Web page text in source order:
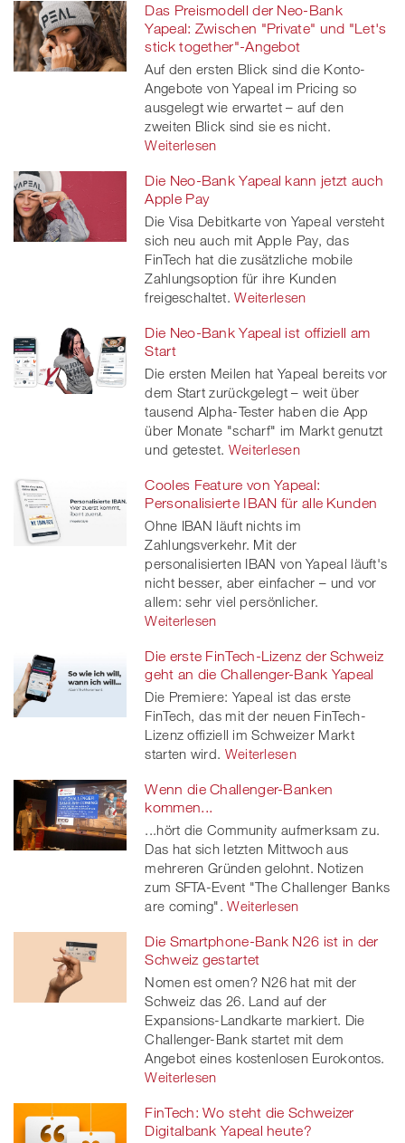
Das Preismodell der Neo-Bank
Yapeal: Zwischen "Private" und "Let's
stick together"-Angebot
Auf den ersten Blick sind die Konto-
Angebote von Yapeal im Pricing so
ausgelegt wie erwartet – auf den
zweiten Blick sind sie es nicht.
Weiterlesen
Die Neo-Bank Yapeal kann jetzt auch
Apple Pay
Die Visa Debitkarte von Yapeal versteht
sich neu auch mit Apple Pay, das
FinTech hat die zusätzliche mobile
Zahlungsoption für ihre Kunden
freigeschaltet. Weiterlesen
Die Neo-Bank Yapeal ist offiziell am
Start
Die ersten Meilen hat Yapeal bereits vor
dem Start zurückgelegt – weit über
tausend Alpha-Tester haben die App
über Monate "scharf" im Markt genutzt
und getestet. Weiterlesen
Cooles Feature von Yapeal:
Personalisierte IBAN für alle Kunden
Ohne IBAN läuft nichts im
Zahlungsverkehr. Mit der
personalisierten IBAN von Yapeal läuft's
nicht besser, aber einfacher – und vor
allem: sehr viel persönlicher.
Weiterlesen
Die erste FinTech-Lizenz der Schweiz
geht an die Challenger-Bank Yapeal
Die Premiere: Yapeal ist das erste
FinTech, das mit der neuen FinTech-
Lizenz offiziell im Schweizer Markt
starten wird. Weiterlesen
Wenn die Challenger-Banken
kommen...
...hört die Community aufmerksam zu.
Das hat sich letzten Mittwoch aus
mehreren Gründen gelohnt. Notizen
zum SFTA-Event "The Challenger Banks
are coming". Weiterlesen
Die Smartphone-Bank N26 ist in der
Schweiz gestartet
Nomen est omen? N26 hat mit der
Schweiz das 26. Land auf der
Expansions-Landkarte markiert. Die
Challenger-Bank startet mit dem
Angebot eines kostenlosen Eurokontos.
Weiterlesen
FinTech: Wo steht die Schweizer
Digitalbank Yapeal heute?